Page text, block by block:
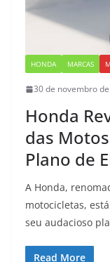
HONDA MARCAS
30 de novembro
Honda
das
Plano de
A Honda,
motocicletas,
seu audacioso
Read More